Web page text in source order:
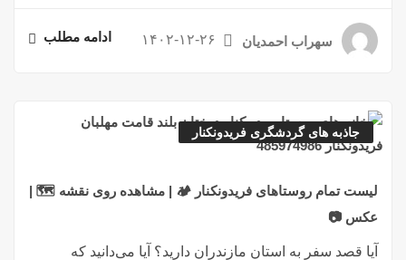
سهراب احمدیان ۱۴۰۲-۱۲-۲۶ ادامه مطلب
جاذبه های گردشگری فریدونکنار
لیست تمام روستاهای فریدونکنار 🏕️ | مشاهده روی نقشه 🗺️ |
عکس 📷
آیا قصد سفر به استان مازندران دارید؟ آیا می‌دانید که